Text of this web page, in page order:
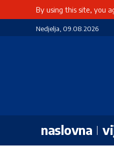
By using this site, you
Nedjelja, 09.08.2026
naslovna